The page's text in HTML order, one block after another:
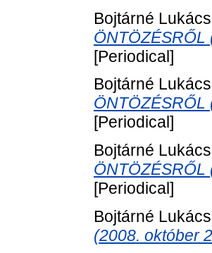
Bojtárné
ÖNTÖZÉSRŐL
[Periodical]
Bojtárné
ÖNTÖZÉSRŐL
[Periodical]
Bojtárné
ÖNTÖZÉSRŐL
[Periodical]
Bojtárné
(2008. október